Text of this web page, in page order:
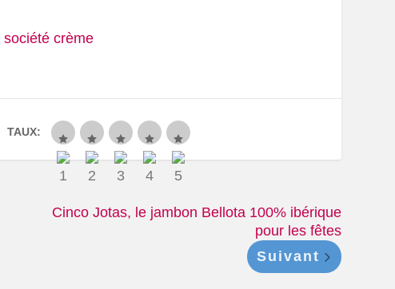
société crème
TAUX:
Cinco Jotas, le jambon Bellota 100% ibérique
pour les fêtes
Suivant